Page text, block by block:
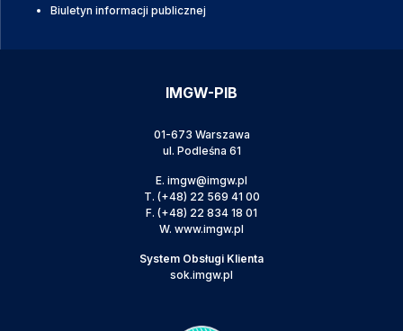
Biuletyn informacji publicznej
IMGW-PIB
01-673 Warszawa
ul. Podleśna 61
E. imgw@imgw.pl
T. (+48) 22 569 41 00
F. (+48) 22 834 18 01
W. www.imgw.pl
System Obsługi Klienta
sok.imgw.pl